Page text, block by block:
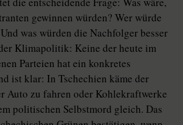
gewinnen würden? Wer würde
was würden die Nachfolger besser
Klimapolitik: Keine der heute im
Parteien hat ein konkretes
ist klar: In Tschechien käme der
Auto zu fahren oder Kohlekraftwerke
politischen Selbstmord gleich. Das